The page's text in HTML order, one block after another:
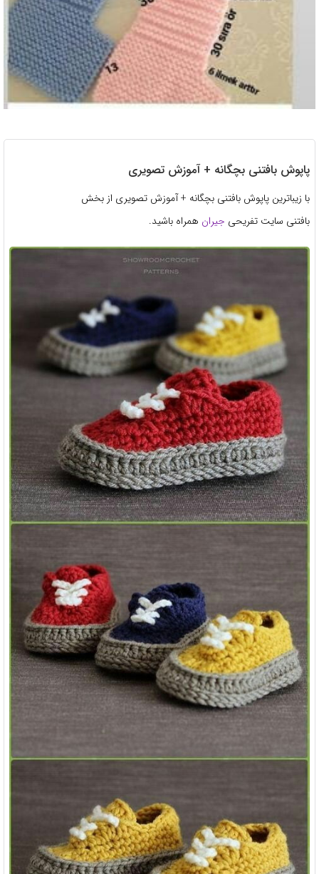
پاپوش بافتنی بچگانه + آموزش تصویری
با زیباترین پاپوش بافتنی بچگانه + آموزش تصویری از بخش
بافتنی سایت تفریحی جیران همراه باشید.